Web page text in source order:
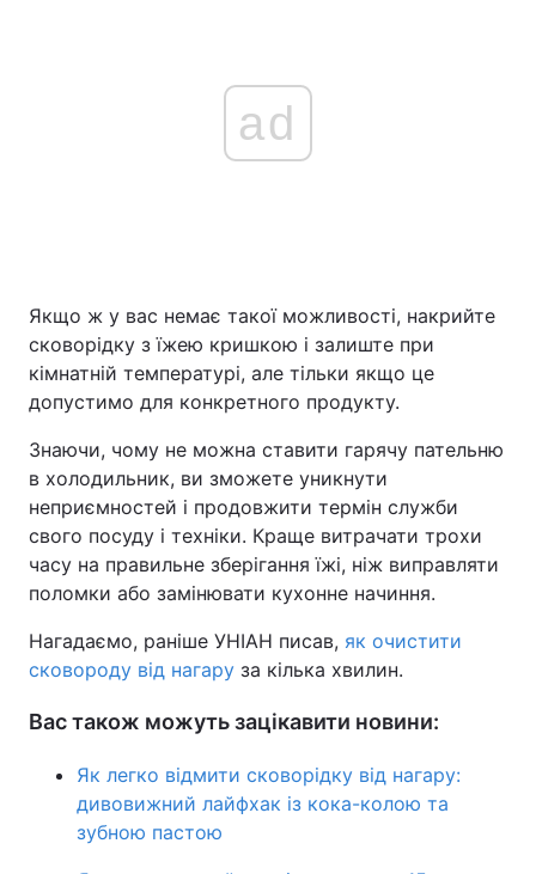
ad
Якщо ж у вас немає такої можливості, накрийте
сковорідку з їжею кришкою і залиште при
кімнатній температурі, але тільки якщо це
допустимо для конкретного продукту.
Знаючи, чому не можна ставити гарячу пательню
в холодильник, ви зможете уникнути
неприємностей і продовжити термін служби
свого посуду і техніки. Краще витрачати трохи
часу на правильне зберігання їжі, ніж виправляти
поломки або замінювати кухонне начиння.
Нагадаємо, раніше УНІАН писав, як очистити
сковороду від нагару за кілька хвилин.
Вас також можуть зацікавити новини:
Як легко відмити сковорідку від нагару:
дивовижний лайфхак із кока-колою та
зубною пастою